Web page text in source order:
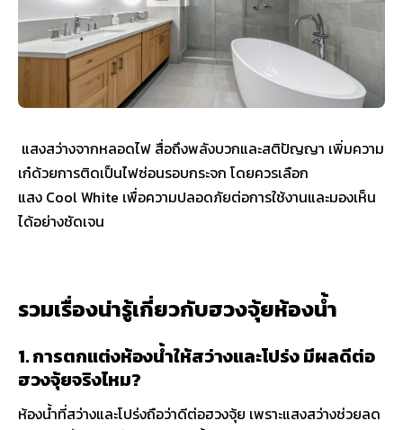
แสงสว่างจากหลอดไฟ สื่อถึงพลังบวกและสติปัญญา เพิ่มความ
เก๋ด้วยการติดเป็นไฟซ่อนรอบกระจก โดยควรเลือก
แสง Cool White เพื่อความปลอดภัยต่อการใช้งานและมองเห็น
ได้อย่างชัดเจน
รวมเรื่องน่ารู้เกี่ยวกับฮวงจุ้ยห้องน้ำ
1. การตกแต่งห้องน้ำให้สว่างและโปร่ง มีผลดีต่อ
ฮวงจุ้ยจริงไหม?
ห้องน้ำที่สว่างและโปร่งถือว่าดีต่อฮวงจุ้ย เพราะแสงสว่างช่วยลด